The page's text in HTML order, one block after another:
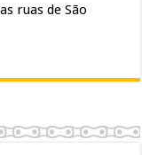
ruas de São